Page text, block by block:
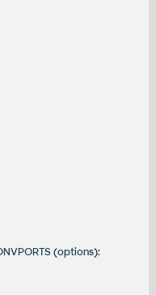
(options):